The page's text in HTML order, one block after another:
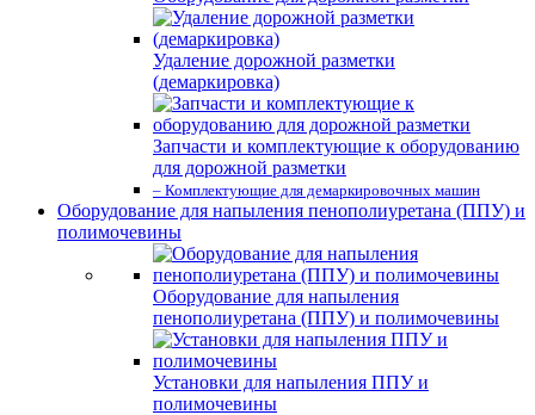
Удаление дорожной разметки
(демаркировка)
Запчасти и комплектующие к оборудованию
для дорожной разметки
– Комплектующие для демаркировочных машин
Оборудование для напыления пенополиуретана (ППУ) и
полимочевины
Оборудование для напыления
пенополиуретана (ППУ) и полимочевины
Установки для напыления ППУ и
полимочевины